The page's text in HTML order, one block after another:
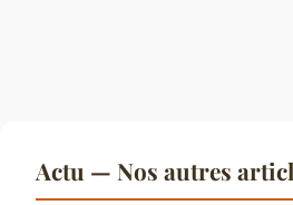
Actu — Nos autres